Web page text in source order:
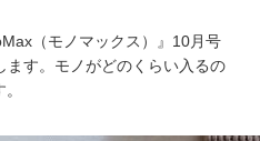
（モノマックス）』10月号
す。モノがどのくらい入るの